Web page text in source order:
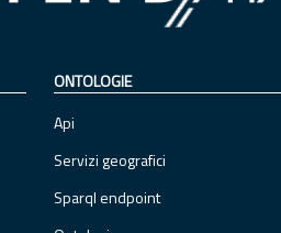
ONTOLOGIE
Api
Servizi geografici
Sparql endpoint